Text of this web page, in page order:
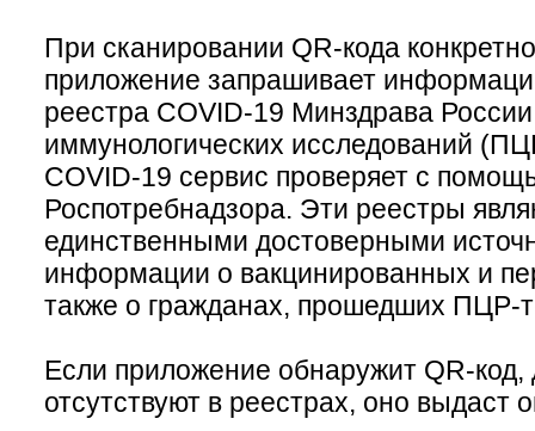
При сканировании QR-кода
приложение запрашивает
реестра COVID-19 Минздрава
иммунологических исследований
COVID-19 сервис проверяет с
Роспотребнадзора. Эти реестры
единственными достоверными
информации о вакцинированных и
также о гражданах, прошедших ПЦР-
Если приложение обнаружит QR-
отсутствуют в реестрах, оно выдаст